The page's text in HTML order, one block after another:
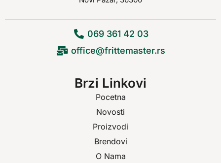
069 361 42 03
office@frittemaster.rs
Brzi Linkovi
Pocetna
Novosti
Proizvodi
Brendovi
O Nama